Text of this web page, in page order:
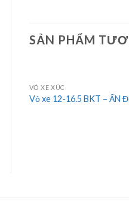
SẢN PHẨM
VỎ XE XÚC
Vỏ xe 12-16.5 BKT – ẤN